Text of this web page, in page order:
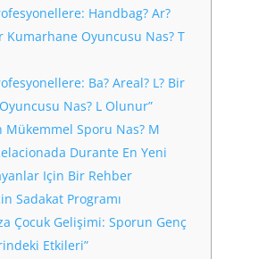
Handbag? Ar?
Kumarhane Oyuncusu Nas? T
Ba? Areal? L? Bir
Nas? L Olunur”
Mükemmel Sporu Nas? M
Durante En Yeni
Için Bir Rehber
Sadakat Programı
Çocuk Gelişimi: Sporun Genç
Etkileri”